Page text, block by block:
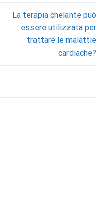
La terapia chelante può
essere utilizzata per
trattare le malattie
cardiache?